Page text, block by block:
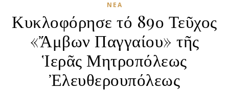
ΝΈΑ
Κυκλοφόρησε τό 89ο Τεῦχος
«Ἄμβων Παγγαίου» τῆς
Ἱερᾶς Μητροπόλεως
Ἐλευθερουπόλεως